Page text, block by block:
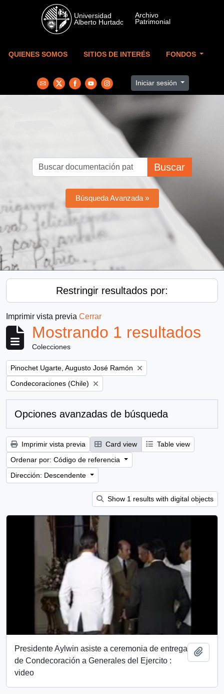
Skip to main content
QUIENES SOMOS SITIOS DE INTERÉS FONDOS
Iniciar sesión
Buscar
Búsqueda Avanzada »
Restringir resultados por:
Imprimir vista previa Cerrar
Mostrando 1 resultados
Colecciones
Remove filter:
Pinochet Ugarte, Augusto José Ramón
Remove filter:
Condecoraciones (Chile)
Opciones avanzadas de búsqueda
Imprimir vista previa Card view
Table view
Ordenar por: Código de referencia
Dirección: Descendente
Show 1 results with digital objects
Presidente Aylwin asiste a ceremonia de entrega
de Condecoración a Generales del Ejercito :
video